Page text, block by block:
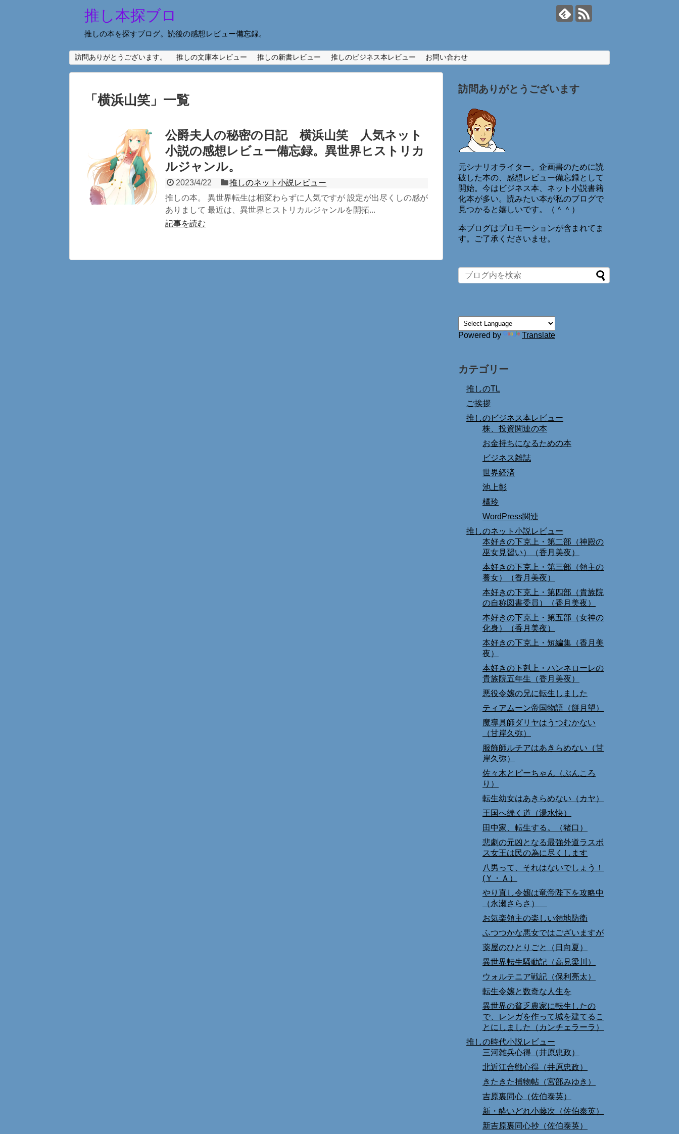
推し本探ブロ
推しの本を探すブログ。読後の感想レビュー備忘録。
訪問ありがとうございます。 推しの文庫本レビュー 推しの新書レビュー 推しのビジネス本レビュー お問い合わせ
「 横浜山笑 」 一覧
公爵夫人の秘密の日記 横浜山笑 人気ネット
小説の感想レビュー備忘録。異世界ヒストリカ
ルジャンル。
2023/4/22
推しのネット小説レビュー
推しの本。 異世界転生は相変わらずに人気ですが 設定が出尽くしの感が
ありまして 最近は、異世界ヒストリカルジャンルを開拓...
記事を読む
訪問ありがとうございます
元シナリオライター。企画書のために読
破した本の、感想レビュー備忘録として
開始。今はビジネス本、ネット小説書籍
化本が多い。読みたい本が私のブログで
見つかると嬉しいです。（＾＾）
本ブログはプロモーションが含まれてま
す。ご了承くださいませ。
Powered by Translate
カテゴリー
推しのTL
ご挨拶
推しのビジネス本レビュー
株、投資関連の本
お金持ちになるための本
ビジネス雑誌
世界経済
池上彰
橘玲
WordPress関連
推しのネット小説レビュー
本好きの下克上・第二部（神殿の
巫女見習い）（香月美夜）
本好きの下克上・第三部（領主の
養女）（香月美夜）
本好きの下克上・第四部（貴族院
の自称図書委員）（香月美夜）
本好きの下克上・第五部（女神の
化身）（香月美夜）
本好きの下克上・短編集（香月美
夜）
本好きの下剋上・ハンネローレの
貴族院五年生（香月美夜）
悪役令嬢の兄に転生しました
ティアムーン帝国物語（餅月望）
魔導具師ダリヤはうつむかない
（甘岸久弥）
服飾師ルチアはあきらめない（甘
岸久弥）
佐々木とピーちゃん（ぶんころ
り）
転生幼女はあきらめない（カヤ）
王国へ続く道（湯水快）
田中家、転生する。（猪口）
悲劇の元凶となる最強外道ラスボ
ス女王は民の為に尽くします
八男って、それはないでしょう！
(Ｙ・Ａ）
やり直し令嬢は竜帝陛下を攻略中
（永瀬さらさ）
お気楽領主の楽しい領地防衛
ふつつかな悪女ではございますが
薬屋のひとりごと（日向夏）
異世界転生騒動記（高見梁川）
ウォルテニア戦記（保利亮太）
転生令嬢と数奇な人生を
異世界の貧乏農家に転生したの
で、レンガを作って城を建てるこ
とにしました（カンチェラーラ）
推しの時代小説レビュー
三河雑兵心得（井原忠政）
北近江合戦心得（井原忠政）
きたきた捕物帖（宮部みゆき）
吉原裏同心（佐伯泰英）
新・酔いどれ小藤次（佐伯泰英）
新吉原裏同心抄（佐伯泰英）